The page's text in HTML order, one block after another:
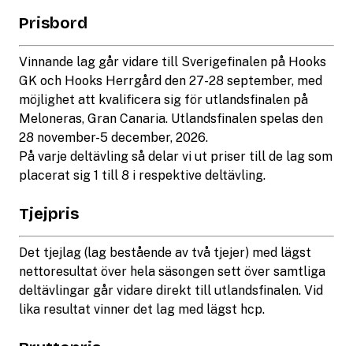
Prisbord
Vinnande lag går vidare till Sverigefinalen på Hooks
GK och Hooks Herrgård den 27-28 september, med
möjlighet att kvalificera sig för utlandsfinalen på
Meloneras, Gran Canaria. Utlandsfinalen spelas den
28 november-5 december, 2026.
På varje deltävling så delar vi ut priser till de lag som
placerat sig 1 till 8 i respektive deltävling.
Tjejpris
Det tjejlag (lag bestående av två tjejer) med lägst
nettoresultat över hela säsongen sett över samtliga
deltävlingar går vidare direkt till utlandsfinalen. Vid
lika resultat vinner det lag med lägst hcp.